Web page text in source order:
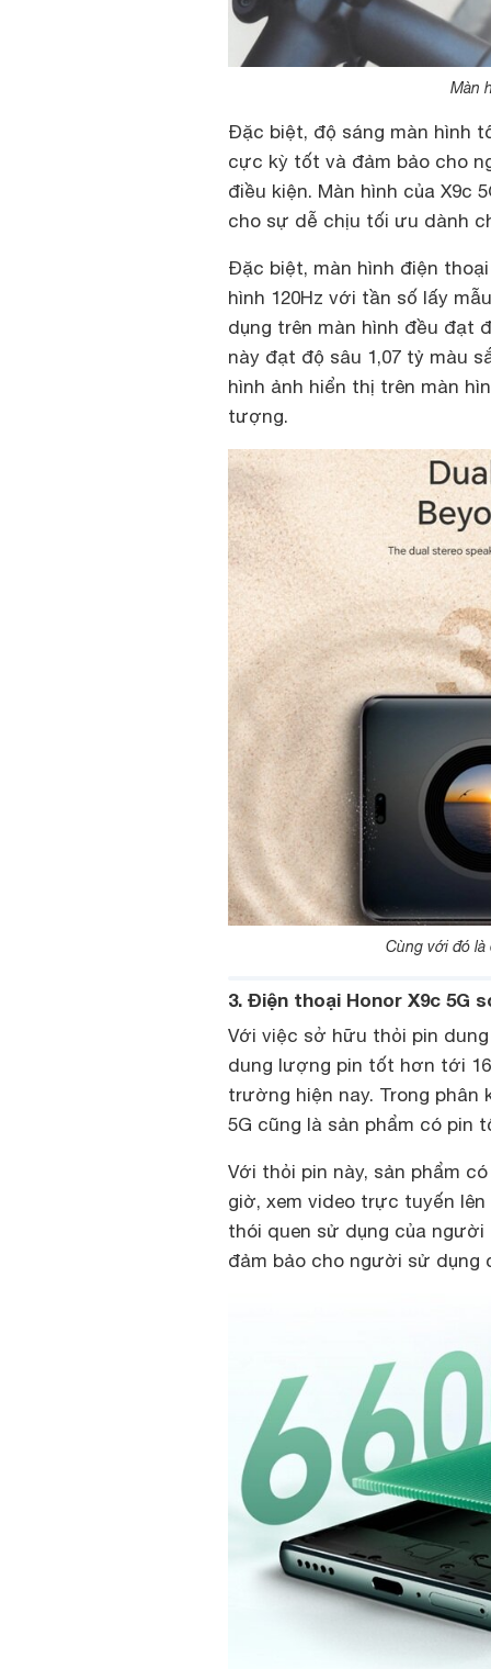
Màn
Đặc biệt, độ sáng màn hình
cực kỳ tốt và đảm bảo cho
điều kiện. Màn hình của X9c
cho sự dễ chịu tối ưu dành
Đặc biệt, màn hình điện
hình 120Hz với tần số lấy
dụng trên màn hình đều đạt
này đạt độ sâu 1,07 tỷ màu
hình ảnh hiển thị trên màn
tượng.
Cùng với đó
3. Điện thoại Honor X9c 5G
Với việc sở hữu thỏi pin
dung lượng pin tốt hơn tới
trường hiện nay. Trong phân
5G cũng là sản phẩm có pin
Với thỏi pin này, sản phẩm
giờ, xem video trực tuyến
thói quen sử dụng của
đảm bảo cho người sử dụng